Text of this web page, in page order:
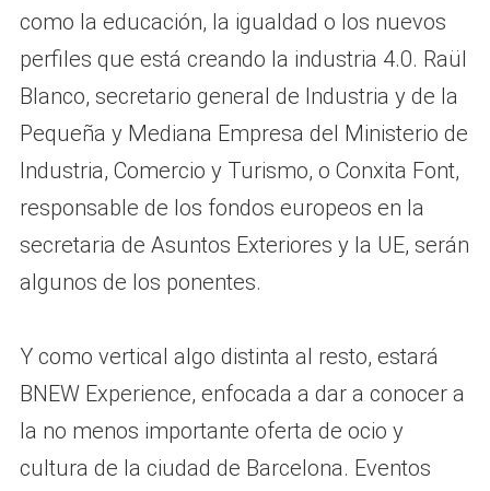
como la educación, la igualdad o los nuevos
perfiles que está creando la industria 4.0. Raül
Blanco, secretario general de Industria y de la
Pequeña y Mediana Empresa del Ministerio de
Industria, Comercio y Turismo, o Conxita Font,
responsable de los fondos europeos en la
secretaria de Asuntos Exteriores y la UE, serán
algunos de los ponentes.
Y como vertical algo distinta al resto, estará
BNEW Experience, enfocada a dar a conocer a
la no menos importante oferta de ocio y
cultura de la ciudad de Barcelona. Eventos